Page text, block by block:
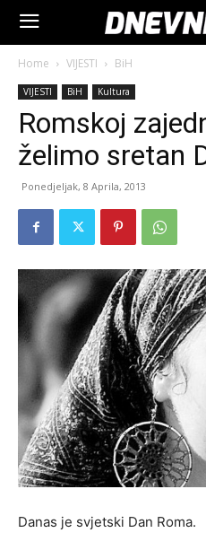
Home VIJESTI BiH
VIJESTI BiH Kultura
Romskoj
želimo sretan
Ponedjeljak, 8 Aprila, 2013
Danas je svjetski Dan Roma.